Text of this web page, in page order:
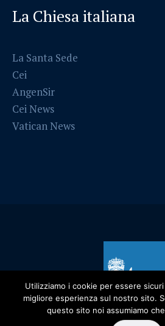
La Chiesa italiana
La Santa Sede
Cei
AngenSir
Cei News
Vatican News
Utilizziamo i cookie per essere
migliore esperienza sul nostro sito.
questo sito noi assumiamo